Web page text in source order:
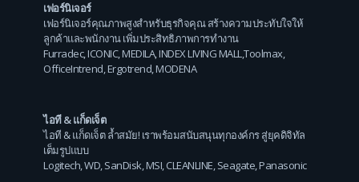
เฟอร์นิเจอร์
เฟอร์นิเจอร์คุณภาพสูงสำหรับธุรกิจคุณ สร้างความประทับใจให้
ลูกค้าและพนักงาน เพิ่มประสิทธิภาพการทำงาน
Furradec,ICONIC,MEDILA,INDEX LIVING MALL,Toolmax,
OfficeIntrend,Ergotrend,MODENA
ไอที & แก็ดเจ็ต
ไอที & แก็ดเจ็ต ล้ำสมัย! เราพร้อมสนับสนุนทุกองค์กร สู่ยุคดิจิทัล
เต็มรูปแบบ
Logitech,WD,SanDisk,MSI,CLEANLINE,Seagate,Panasonic